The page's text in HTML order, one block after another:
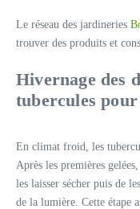
Le réseau des jardineries
trouver des produits et
Hivernage des
tubercules
En climat froid, les
Après les premières
les laisser sécher puis de
de la lumière. Cette étape